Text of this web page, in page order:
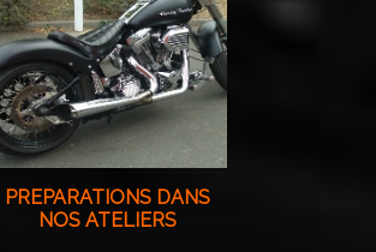
PREPARATIONS DANS
NOS ATELIERS